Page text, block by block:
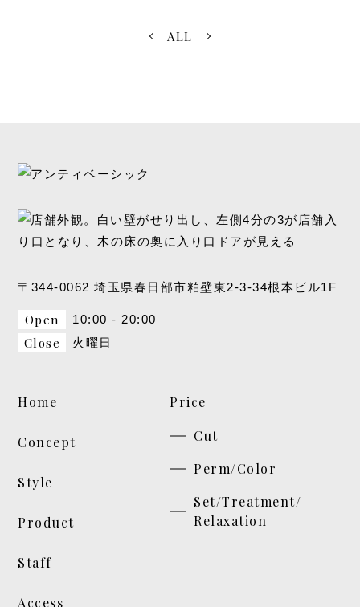
ALL
〒344-0062 埼玉県春日部市粕壁東2-3-34根本ビル1F
Open 10:00 - 20:00
Close 火曜日
Home
Concept
Style
Product
Staff
Access
Price
Cut
Perm/Color
Set/Treatment/
Relaxation